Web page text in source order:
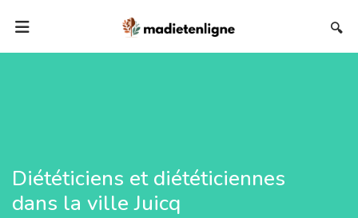
🔍
Diététiciens et diététiciennes
dans la ville Juicq